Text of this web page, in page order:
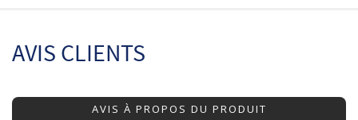
AVIS CLIENTS
AVIS À PROPOS DU PRODUIT